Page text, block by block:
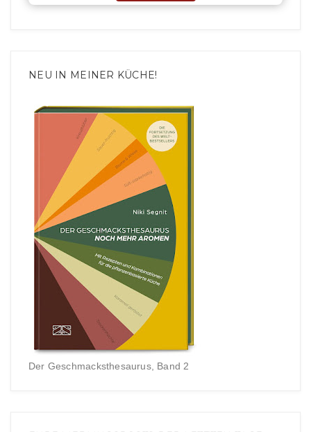
NEU IN MEINER KÜCHE!
Der Geschmacksthesaurus, Band 2